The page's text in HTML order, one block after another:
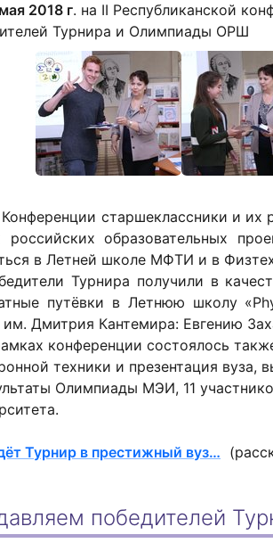
2018 г. на II Республиканской
Турнира и Олимпиады ОРШ
старшеклассники и их
российских образовательных
в Летней школе МФТИ и в
Турнира получили в
путёвки в Летнюю школу
им. Дмитрия Кантемира: Евгению
конференции состоялось
техники и презентация вуза,
Олимпиады МЭИ, 11
Турнир в престижный вуз…
победителей